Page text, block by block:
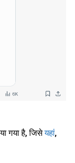
गया है, जिसेयहां,